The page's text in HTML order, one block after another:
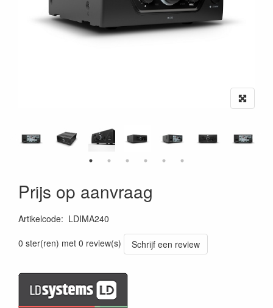
Prijs op aanvraag
Artikelcode: LDIMA240
0 ster(ren) met 0 review(s)
Schrijf een review